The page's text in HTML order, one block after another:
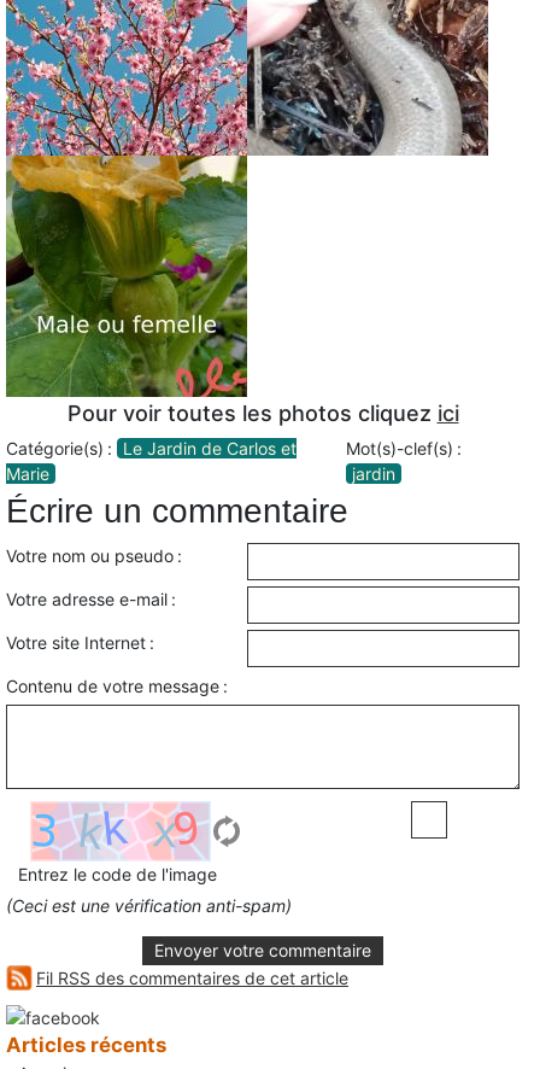
Pour voir toutes les photos cliquez ici
Catégorie(s) :
Le Jardin de Carlos et
Marie
Mot(s)-clef(s) :
jardin
Écrire un commentaire
Votre nom ou pseudo :
Votre adresse e-mail :
Votre site Internet :
Contenu de votre message :
Entrez le code de l'image
(Ceci est une vérification anti-spam)
Envoyer votre commentaire
Fil RSS des commentaires de cet article
Articles récents